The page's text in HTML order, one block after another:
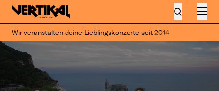
Wir veranstalten deine Lieblingskonzerte seit 2014